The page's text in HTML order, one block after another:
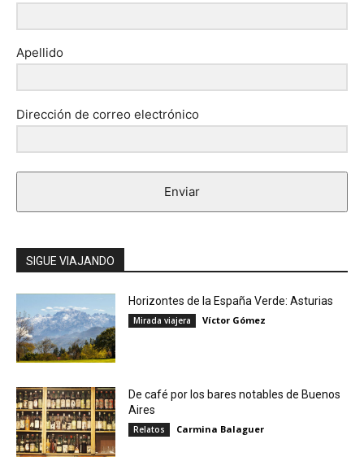
Apellido
Dirección de correo electrónico
Enviar
SIGUE VIAJANDO
Horizontes de la España Verde: Asturias
Mirada viajera Víctor Gómez
De café por los bares notables de Buenos
Aires
Relatos Carmina Balaguer